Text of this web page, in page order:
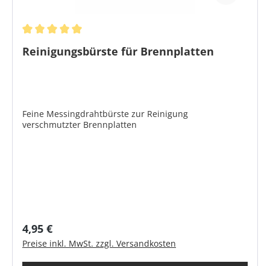
Reinigungsbürste für Brennplatten
Feine Messingdrahtbürste zur Reinigung
verschmutzter Brennplatten
Regulärer Preis:
4,95 €
Preise inkl. MwSt. zzgl. Versandkosten